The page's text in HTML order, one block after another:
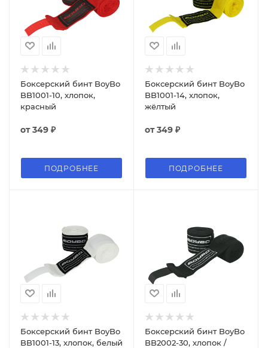
Боксерский бинт BoyBo
BB1001-10, хлопок,
красный
от349 ₽
ПОДРОБНЕЕ
Боксерский бинт BoyBo
BB1001-14, хлопок,
жёлтый
от349 ₽
ПОДРОБНЕЕ
Боксерский бинт BoyBo
BB1001-13, хлопок, белый
Боксерский бинт BoyBo
BB2002-30, хлопок /